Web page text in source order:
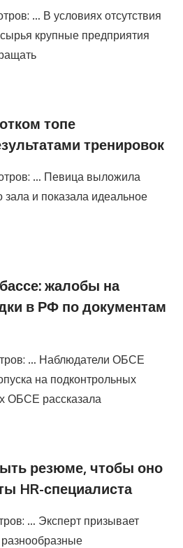
… В условиях отсутствия
крупные предприятия
топе
тренировок
… Певица выложила
и показала идеальное
жалобы на
в РФ по документам
… Наблюдатели ОБСЕ
на подконтрольных
ОБСЕ рассказала
резюме, чтобы оно
HR-специалиста
… Эксперт призывает